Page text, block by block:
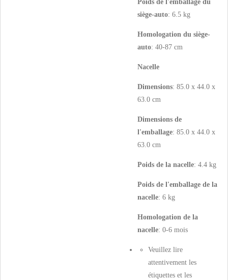
Poids de l'emballage du
siège-auto: 6.5 kg
Homologation du siège-
auto: 40-87 cm
Nacelle
Dimensions: 85.0 x 44.0 x
63.0 cm
Dimensions de
l'emballage: 85.0 x 44.0 x
63.0 cm
Poids de la nacelle: 4.4 kg
Poids de l'emballage de la
nacelle: 6 kg
Homologation de la
nacelle: 0-6 mois
Veuillez lire
attentivement les
étiquettes et les